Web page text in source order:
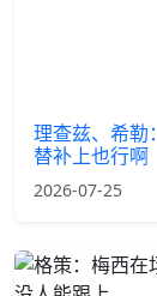
理查兹、希勒
替补上也行啊
2026-07-25